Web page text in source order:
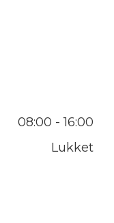
08:00 - 16:00
Lukket